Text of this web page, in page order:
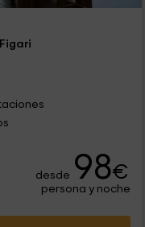
desde 98€
persona y noche